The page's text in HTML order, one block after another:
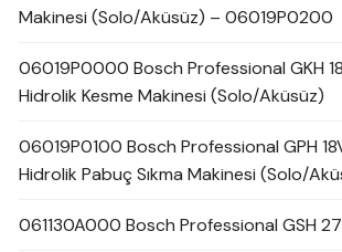
Makinesi (Solo/Aküsüz) – 06019P0200
06019P0000 Bosch Professional GKH
Hidrolik Kesme Makinesi (Solo/Aküsüz)
06019P0100 Bosch Professional GPH
Hidrolik Pabuç Sıkma Makinesi (Solo/
061130A000 Bosch Professional GSH 27